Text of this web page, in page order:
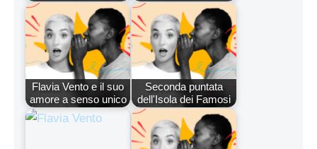
Flavia Vento e il suo
amore a senso unico
Seconda puntata
dell'Isola dei Famosi